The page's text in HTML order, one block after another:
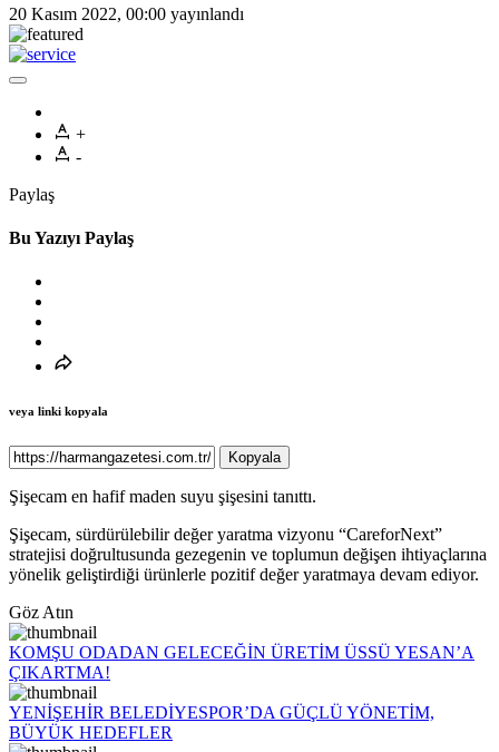
20 Kasım 2022, 00:00 yayınlandı
+
-
Paylaş
Bu Yazıyı Paylaş
veya linki kopyala
Kopyala
Şişecam en hafif maden suyu şişesini tanıttı.
Şişecam, sürdürülebilir değer yaratma vizyonu “CareforNext”
stratejisi doğrultusunda gezegenin ve toplumun değişen ihtiyaçlarına
yönelik geliştirdiği ürünlerle pozitif değer yaratmaya devam ediyor.
Göz Atın
KOMŞU ODADAN GELECEĞİN ÜRETİM ÜSSÜ YESAN’A
ÇIKARTMA!
YENİŞEHİR BELEDİYESPOR’DA GÜÇLÜ YÖNETİM,
BÜYÜK HEDEFLER